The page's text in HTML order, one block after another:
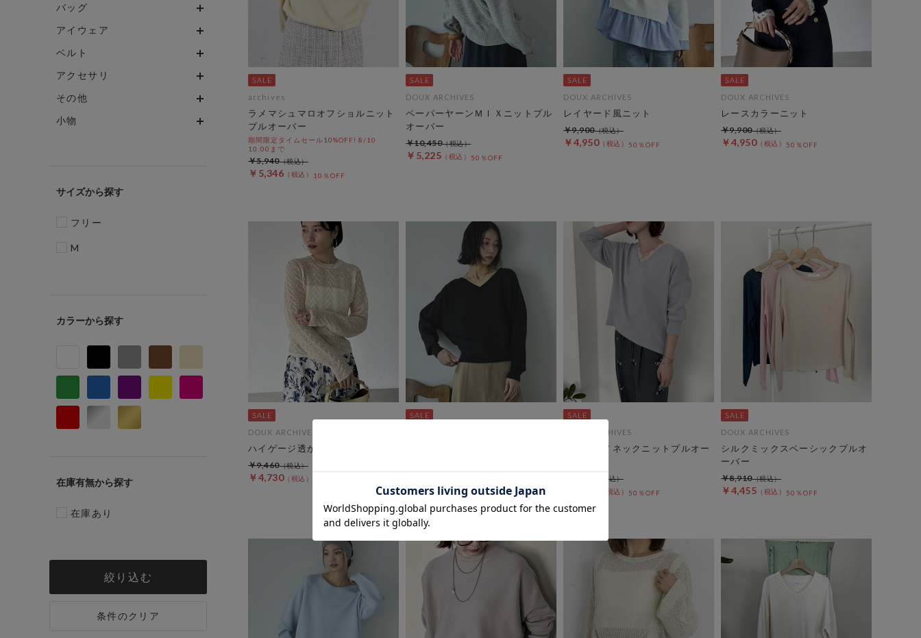
バッグ
アイウェア
ベルト
アクセサリ
その他
小物
サイズ
フリー
M
カラー
在庫有無
在庫あり
絞り込む
条件のクリア
archives
ラメマシュマロオフショルニット
プルオーバー
期間限定タイムセール10%OFF! 8/10
10:00まで
￥5,346 10％OFF
￥5,940
DOUX ARCHIVES
ペーパーヤーンＭＩＸニットプル
オーバー
￥5,225 50％OFF
￥10,450
DOUX ARCHIVES
レイヤード風ニット
￥4,950 50％OFF
￥9,900
DOUX ARCHIVES
レースカラーニット
￥4,950 50％OFF
￥9,900
DOUX ARCHIVES
ハイゲージ透かし柄編みニット
￥4,730
￥9,460
DOUX ARCHIVES
衿レースＶネックニットプルオー
50％OFF
DOUX ARCHIVES
シルクミックスベーシックプルオ
ーバー
￥4,455 50％OFF
￥8,910